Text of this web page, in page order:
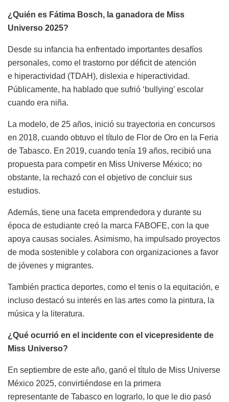
¿Quién es Fátima Bosch, la ganadora de Miss
Universo 2025?
Desde su infancia ha enfrentado importantes desafíos
personales, como el trastorno por déficit de atención
e hiperactividad (TDAH), dislexia e hiperactividad.
Públicamente, ha hablado que sufrió ‘bullying’ escolar
cuando era niña.
La modelo, de 25 años, inició su trayectoria en concursos
en 2018, cuando obtuvo el título de Flor de Oro en la Feria
de Tabasco. En 2019, cuando tenía 19 años, recibió una
propuesta para competir en Miss Universe México; no
obstante, la rechazó con el objetivo de concluir sus
estudios.
Además, tiene una faceta emprendedora y durante su
época de estudiante creó la marca FABOFE, con la que
apoya causas sociales. Asimismo, ha impulsado proyectos
de moda sostenible y colabora con organizaciones a favor
de jóvenes y migrantes.
También practica deportes, como el tenis o la equitación, e
incluso destacó su interés en las artes como la pintura, la
música y la literatura.
¿Qué ocurrió en el incidente con el vicepresidente de
Miss Universo?
En septiembre de este año, ganó el título de Miss Universe
México 2025, convirtiéndose en la primera
representante de Tabasco en lograrlo, lo que le dio pasó